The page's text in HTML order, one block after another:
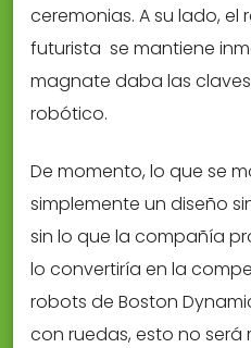
ceremonias. A su lado,
futurista se mantiene
magnate daba las
robótico.
De momento, lo que se
simplemente un diseño
sin lo que la compañía
lo convertiría en la
robots de Boston
con ruedas, esto no será